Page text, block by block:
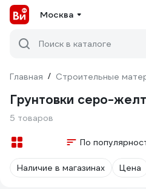
Москва
Поиск в каталоге
Главная / Строительные
Грунтовки серо-
5 товаров
По
Наличие в магазинах Цена